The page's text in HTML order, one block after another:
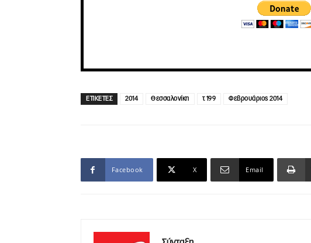
ΕΤΙΚΕΤΕΣ 2014 Θεσσαλονίκη τ 199 Φεβρουάριος 2014
Facebook X Email